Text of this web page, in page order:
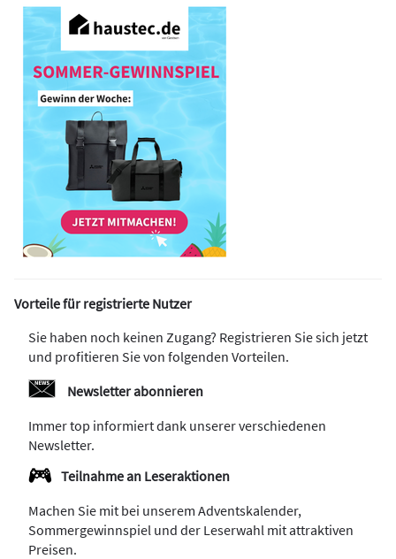
Vorteile für registrierte Nutzer
Sie haben noch keinen Zugang? Registrieren Sie sich jetzt
und profitieren Sie von folgenden Vorteilen.
Newsletter abonnieren
Immer top informiert dank unserer verschiedenen
Newsletter.
Teilnahme an Leseraktionen
Machen Sie mit bei unserem Adventskalender,
Sommergewinnspiel und der Leserwahl mit attraktiven
Preisen.